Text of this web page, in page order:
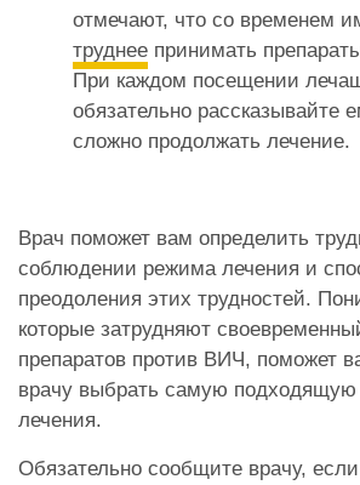
отмечают, что со временем
труднее принимать
При каждом посещении
обязательно рассказывайте
сложно продолжать лечение.
Врач поможет вам определить
соблюдении режима лечения и
преодоления этих трудностей.
которые затрудняют
препаратов против ВИЧ, поможет
врачу выбрать самую
лечения.
Обязательно сообщите врачу,